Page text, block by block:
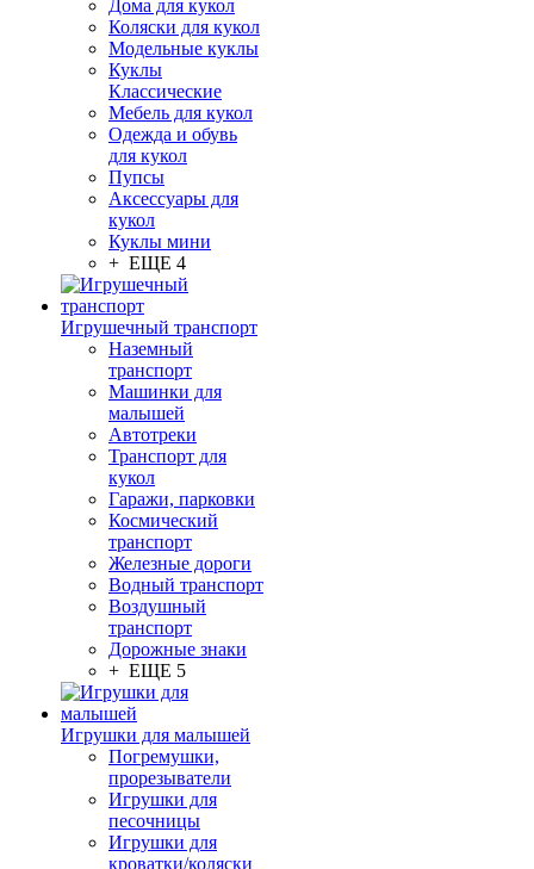
Дома для кукол
Коляски для кукол
Модельные куклы
Куклы
Классические
Мебель для кукол
Одежда и обувь
для кукол
Пупсы
Аксессуары для
кукол
Куклы мини
+ ЕЩЕ 4
Игрушечный транспорт
Наземный
транспорт
Машинки для
малышей
Автотреки
Транспорт для
кукол
Гаражи, парковки
Космический
транспорт
Железные дороги
Водный транспорт
Воздушный
транспорт
Дорожные знаки
+ ЕЩЕ 5
Игрушки для малышей
Погремушки,
прорезыватели
Игрушки для
песочницы
Игрушки для
кроватки/коляски